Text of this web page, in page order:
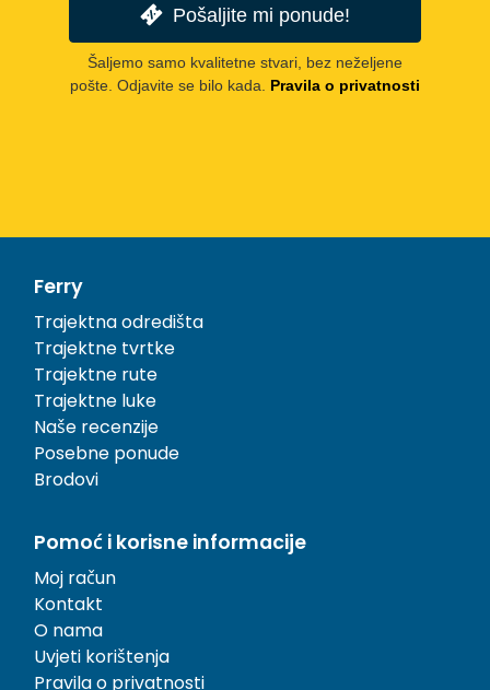
Pošaljite mi ponude!
Šaljemo samo kvalitetne stvari, bez neželjene
pošte. Odjavite se bilo kada. Pravila o privatnosti
Ferry
Trajektna odredišta
Trajektne tvrtke
Trajektne rute
Trajektne luke
Naše recenzije
Posebne ponude
Brodovi
Pomoć i korisne informacije
Moj račun
Kontakt
O nama
Uvjeti korištenja
Pravila o privatnosti